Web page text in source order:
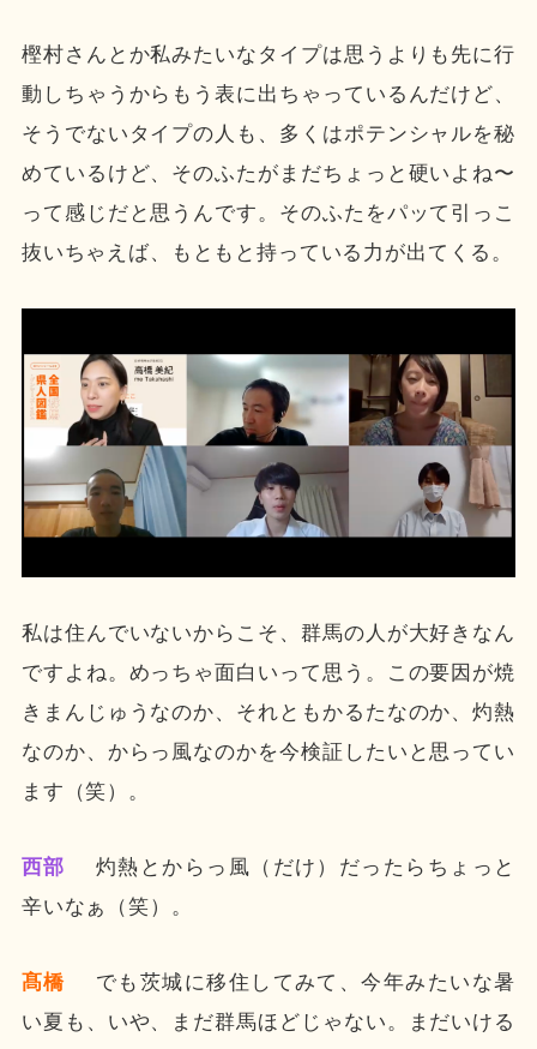
樫村さんとか私みたいなタイプは思うよりも先に行
動しちゃうからもう表に出ちゃっているんだけど、
そうでないタイプの人も、多くはポテンシャルを秘
めているけど、そのふたがまだちょっと硬いよね〜
って感じだと思うんです。そのふたをパッて引っこ
抜いちゃえば、もともと持っている力が出てくる。
私は住んでいないからこそ、群馬の人が大好きなん
ですよね。めっちゃ面白いって思う。この要因が焼
きまんじゅうなのか、それともかるたなのか、灼熱
なのか、からっ風なのかを今検証したいと思ってい
ます（笑）。
西部 灼熱とからっ風（だけ）だったらちょっと
辛いなぁ（笑）。
髙橋 でも茨城に移住してみて、今年みたいな暑
い夏も、いや、まだ群馬ほどじゃない。まだいける